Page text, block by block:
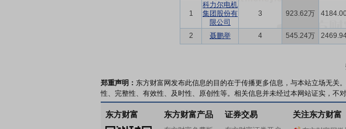
1
科力尔电机
集团股份有
限公司
3 923.62万
2 聂鹏举 4 545.24万
郑重声明： 东方财富网发布此信息的目的在于传播更多信息，与本站立场无
性、完整性、有效性、及时性、原创性等。相关信息并未经过本网站证实，不
东方财富 东方财富产品 证券交易 关注东方财富